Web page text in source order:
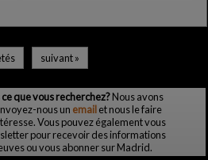
suivant»
que vous recherchez?Nous avons
nous un emailet nous le faire
Vous pouvez également vous
pour recevoir des informations
ou vous abonner sur Madrid.